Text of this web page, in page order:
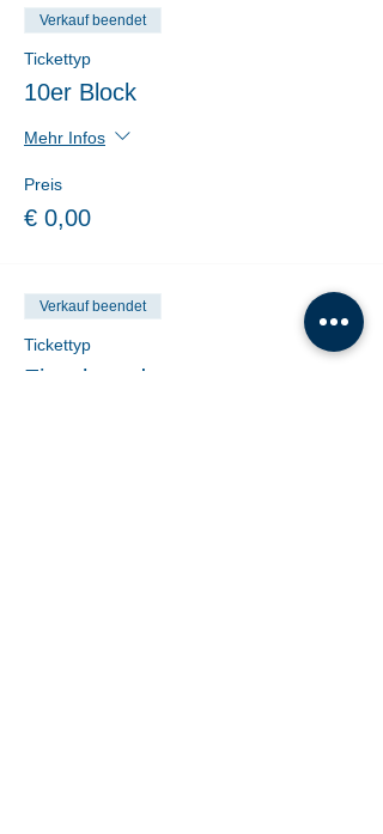
Verkauf beendet
Tickettyp
10er Block
Mehr Infos
Preis
€ 0,00
Verkauf beendet
Tickettyp
Einzelstunde